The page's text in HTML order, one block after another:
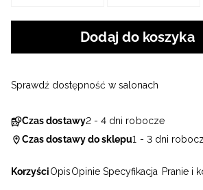
KorzyściOpisOpinie Specyfikacja Pranie i
Dodaj do koszyka
Czas dostawy2 - 4 dni robocze
Czas dostawy do sklepu1 - 3 dni
Sprawdź dostępność w salonach